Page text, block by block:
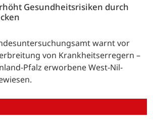
Gesundheitsrisiken durch
warnt vor
von Krankheitserregern –
Pfalz erworbene West-Nil-